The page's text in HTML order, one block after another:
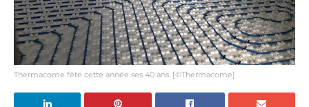
Thermacome fête cette année ses 40 ans. [©Thermacome]